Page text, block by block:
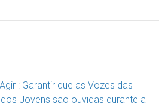
: Garantir que as Vozes das
Jovens são ouvidas durante a